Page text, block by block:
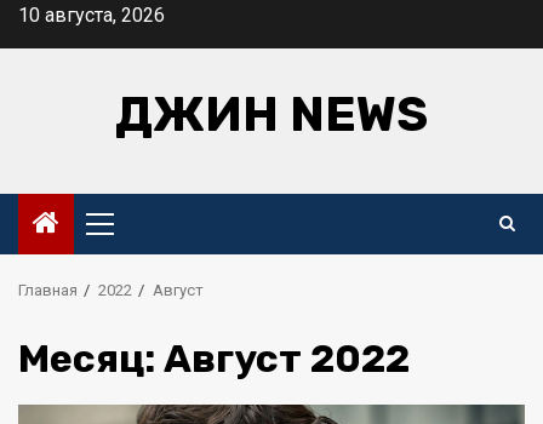
Перейти
10 августа, 2026
ДЖИН NEWS
Основное
меню
Главная 2022 Август
Месяц: Август 2022